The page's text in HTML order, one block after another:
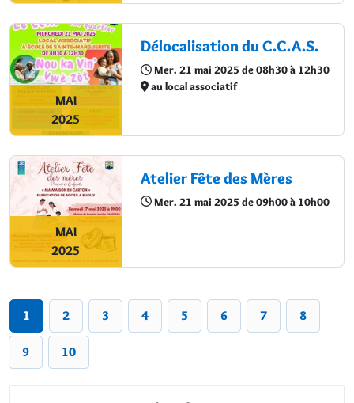
MAI
2025
Délocalisation du C.C.A.S.
Mer. 21 mai 2025 de 08h30 à 12h30
au local associatif
MAI
2025
Atelier Fête des Mères
Mer. 21 mai 2025 de 09h00 à 10h00
1 2 3 4 5 6 7 8
9 10